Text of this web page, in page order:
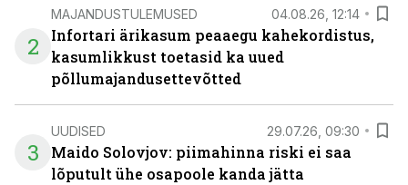
2
MAJANDUSTULEMUSED 04.08.26, 12:14
Infortari ärikasum peaaegu kahekordistus,
kasumlikkust toetasid ka uued
põllumajandusettevõtted
3
UUDISED 29.07.26, 09:30
Maido Solovjov: piimahinna riski ei saa
lõputult ühe osapoole kanda jätta